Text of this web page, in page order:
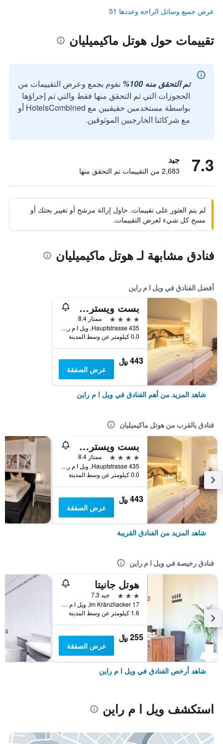
عرض جميع وسائل الراحة وعددها 51
تقييمات حول هوتل ماكيميليان
تم التحقق منه 100%
نقوم بجمع وعرض التقييمات من
الحجوزات التي تم التحقق منها فقط والتي تم إجراؤها
بواسطة مستخدمين حقيقيين مع HotelsCombined أو
مع شركائنا الخارجيين الموثوقين.
7.3 جيد
2,683 من التقييمات تم التحقق منها
لم يتم العثور على تقييمات. حاول إزالة مرشح أو تغيير بحثك أو
مسح كل شيء لعرض التقييمات.
فنادق مشابهة لـ هوتل ماكيميليان
أفضل الفنادق في ويل ا م راين
بست ويسترن هوتل درايلايندربرويكي
4 نجوم
ممتاز 8.4
Hauptstrasse 435, ويل ا م راين, بادن - فورتمبيرغ, ألمانيا
0.0 كيلومتر عن وسط المدينة
443 ﷼
عرض الصفقة
شاهد المزيد من أهم الفنادق في ويل ا م راين
فنادق بالقرب من هوتل ماكيميليان
بست ويسترن هوتل درايلايندربرويكي
4 نجوم
ممتاز 8.4
Hauptstrasse 435, ويل ا م راين, بادن - فورتمبيرغ, ألمانيا
0.0 كيلومتر عن وسط المدينة
443 ﷼
عرض الصفقة
شاهد المزيد من الفنادق القريبة
فنادق رخيصة في ويل ا م راين
هوتل جانيتا
3 نجوم
جيد 7.3
Im Kränzliacker 17, ويل ا م راين, بادن - فورتمبيرغ, ألمانيا
1.6 كيلومتر عن وسط المدينة
255 ﷼
عرض الصفقة
شاهد أرخص الفنادق في ويل ا م راين
استكشف ويل ا م راين